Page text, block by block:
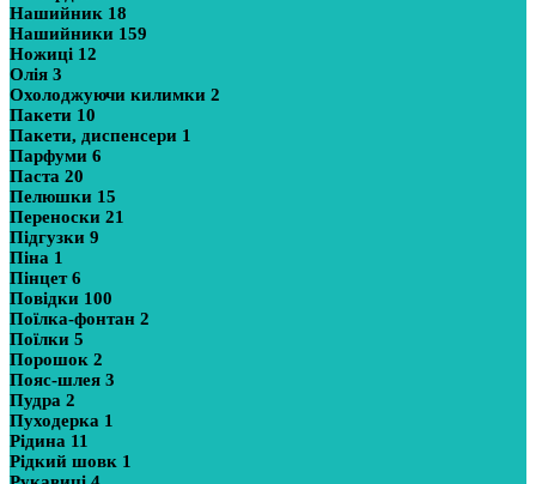
Нашийник 18
Нашийники 159
Ножиці 12
Олія 3
Охолоджуючи килимки 2
Пакети 10
Пакети, диспенсери 1
Парфуми 6
Паста 20
Пелюшки 15
Переноски 21
Підгузки 9
Піна 1
Пінцет6
Повідки 100
Поїлка-фонтан 2
Поїлки 5
Порошок 2
Пояс-шлея 3
Пудра 2
Пуходерка 1
Рідина 11
Рідкий шовк 1